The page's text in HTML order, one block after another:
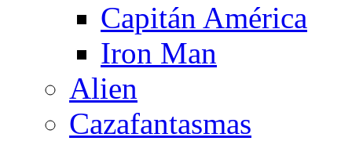
Capitán América
Iron Man
Alien
Cazafantasmas